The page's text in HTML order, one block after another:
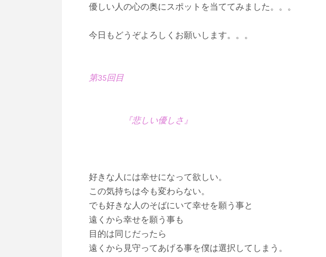
優しい人の心の奥にスポットを当ててみました。。。
今日もどうぞよろしくお願いします。。。
第35回目
『悲しい優しさ』
好きな人には幸せになって欲しい。
この気持ちは今も変わらない。
でも好きな人のそばにいて幸せを願う事と
遠くから幸せを願う事も
目的は同じだったら
遠くから見守ってあげる事を僕は選択してしまう。